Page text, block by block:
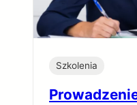
Szkolenia